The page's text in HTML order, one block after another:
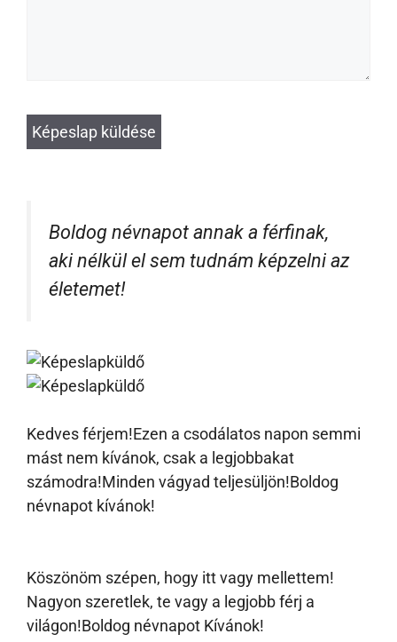
Boldog névnapot annak a férfinak,
aki nélkül el sem tudnám képzelni az
életemet!
Kedves férjem!Ezen a csodálatos napon semmi
mást nem kívánok, csak a legjobbakat
számodra!Minden vágyad teljesüljön!Boldog
névnapot kívánok!
Köszönöm szépen, hogy itt vagy mellettem!
Nagyon szeretlek, te vagy a legjobb férj a
világon!Boldog névnapot Kívánok!